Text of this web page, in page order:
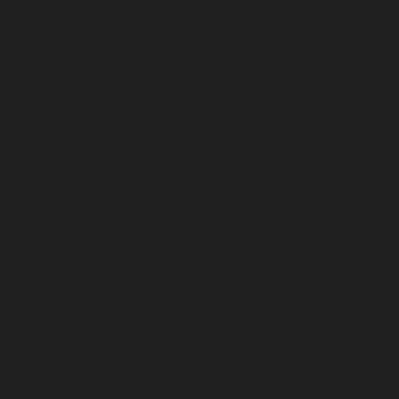
Khloe
vjenčanje godine! Minijaturnim i